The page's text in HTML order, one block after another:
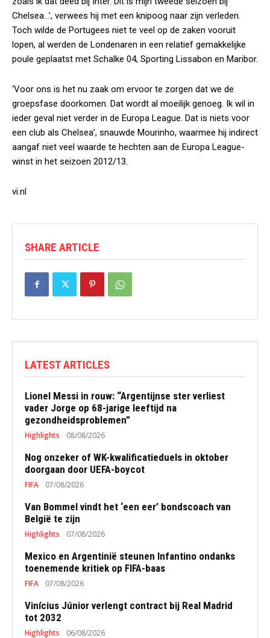
Chelsea…’, verwees hij met een knipoog naar zijn verleden.
Toch wilde de Portugees niet te veel op de zaken vooruit
lopen, al werden de Londenaren in een relatief gemakkelijke
poule geplaatst met Schalke 04, Sporting Lissabon en Maribor.
‘Voor ons is het nu zaak om ervoor te zorgen dat we de
groepsfase doorkomen. Dat wordt al moeilijk genoeg. Ik wil in
ieder geval niet verder in de Europa League. Dat is niets voor
een club als Chelsea’, snauwde Mourinho, waarmee hij indirect
aangaf niet veel waarde te hechten aan de Europa League-
winst in het seizoen 2012/13.
vi.nl
SHARE ARTICLE
LATEST ARTICLES
Lionel Messi in rouw: “Argentijnse ster verliest
vader Jorge op 68-jarige leeftijd na
gezondheidsproblemen”
Highlights 08/08/2026
Nog onzeker of WK-kwalificatieduels in oktober
doorgaan door UEFA-boycot
FIFA 07/08/2026
Van Bommel vindt het ‘een eer’ bondscoach van
België te zijn
Highlights 07/08/2026
Mexico en Argentinië steunen Infantino ondanks
toenemende kritiek op FIFA-baas
FIFA 07/08/2026
Vinícius Júnior verlengt contract bij Real Madrid
tot 2032
Highlights 06/08/2026